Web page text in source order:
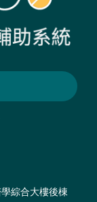
綜合大樓後棟